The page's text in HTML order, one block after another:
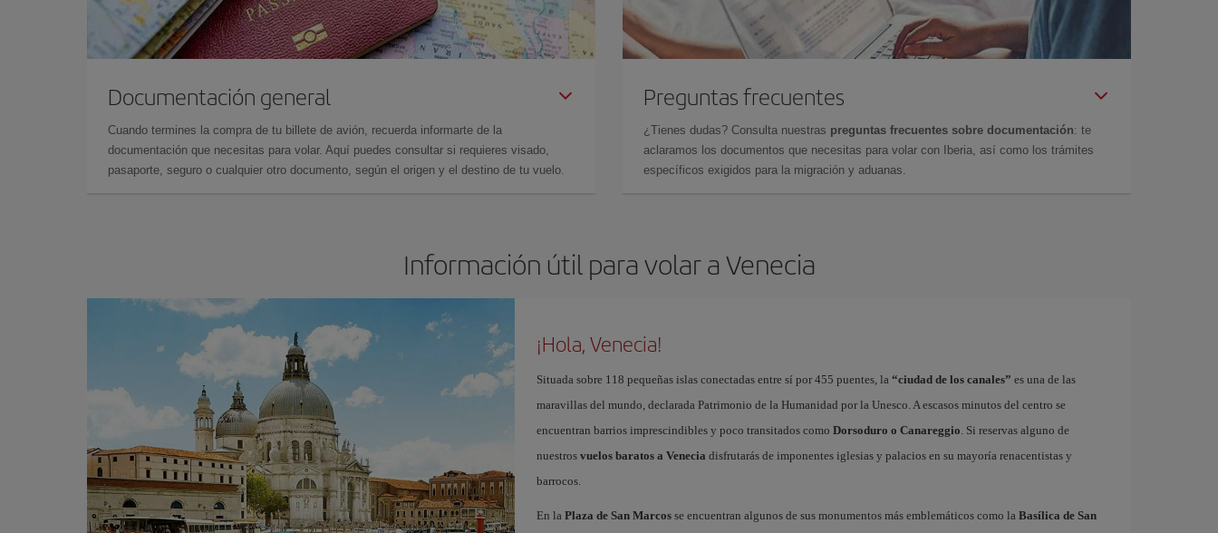
Documentación general
Cuando termines la compra de tu billete de avión, recuerda informarte de la
documentación que necesitas para volar. Aquí puedes consultar si requieres visado,
pasaporte, seguro o cualquier otro documento, según el origen y el destino de tu vuelo.
Preguntas frecuentes
¿Tienes dudas? Consulta nuestras preguntas frecuentes sobre documentación: te
aclaramos los documentos que necesitas para volar con Iberia, así como los trámites
específicos exigidos para la migración y aduanas.
Información útil para volar a Venecia
¡Hola, Venecia!
Situada sobre 118 pequeñas islas conectadas entre sí por 455 puentes, la “ciudad de los canales” es una de las
maravillas del mundo, declarada Patrimonio de la Humanidad por la Unesco. A escasos minutos del centro se
encuentran barrios imprescindibles y poco transitados como Dorsoduro o Canareggio. Si reservas alguno de
nuestros vuelos baratos a Venecia disfrutarás de imponentes iglesias y palacios en su mayoría renacentistas y
barrocos.
En la Plaza de San Marcosse encuentran algunos de sus monumentos más emblemáticos como la Basílica de San